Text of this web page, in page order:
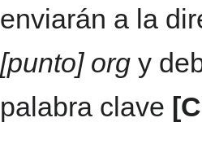
enviarán a la
[punto] org y
palabra clave